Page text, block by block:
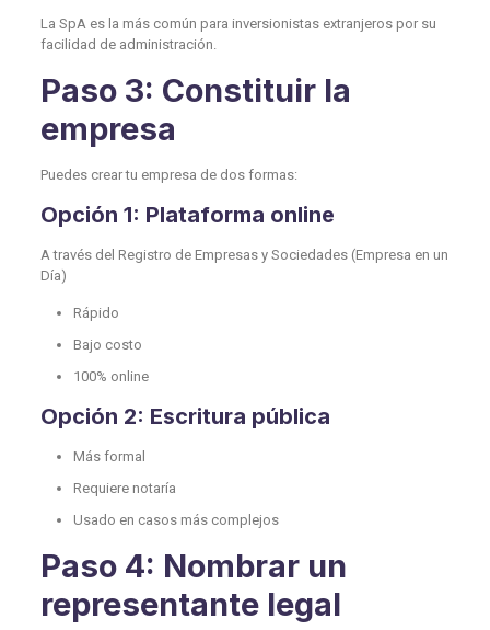
La SpA es la más común para inversionistas extranjeros por su
facilidad de administración.
Paso 3: Constituir la
empresa
Puedes crear tu empresa de dos formas:
Opción 1: Plataforma online
A través del Registro de Empresas y Sociedades (Empresa en un
Día)
Rápido
Bajo costo
100% online
Opción 2: Escritura pública
Más formal
Requiere notaría
Usado en casos más complejos
Paso 4: Nombrar un
representante legal